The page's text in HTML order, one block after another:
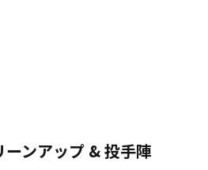
ーンアップ & 投手陣